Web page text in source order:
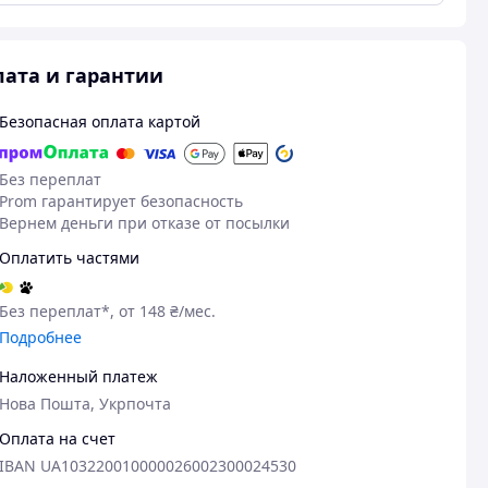
и гарантии
Безопасная оплата картой
Без переплат
Prom гарантирует безопасность
Вернем деньги при отказе от посылки
Оплатить частями
Без переплат*, от 148 ₴/мес.
Подробнее
Наложенный платеж
Нова Пошта, Укрпочта
Оплата на счет
IBAN UA103220010000026002300024530
25.04.2026
Павло М.
Оптимальний варіант для
початківця
Чудовий точильний станок! Легко
налаштовується і використовується,
забезпечує точне заточування